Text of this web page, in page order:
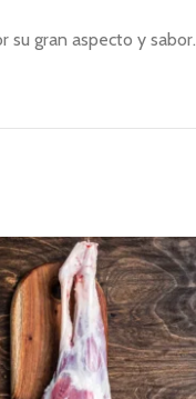
su gran aspecto y sabor.